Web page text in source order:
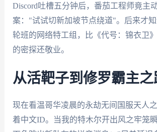
Discord吐槽五分钟后，番茄工程师竟主
案："试试切新加坡节点绕道"。后来才
轮班的网络特工组，比《代号：锦衣卫
的密探还敬业。
从活靶子到修罗霸主之
现在看温哥华凌晨的永劫无间国服天人
着中文ID。当我的特木尔开出风之牢笼